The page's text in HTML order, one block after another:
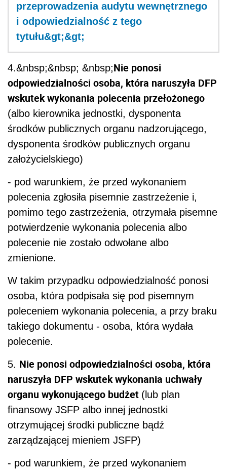
przeprowadzenia audytu wewnętrznego
i odpowiedzialność z tego
tytułu&gt;&gt;
4.&nbsp;&nbsp; &nbsp;Nie ponosi
odpowiedzialności osoba, która naruszyła DFP
wskutek wykonania polecenia przełożonego
(albo kierownika jednostki, dysponenta
środków publicznych organu nadzorującego,
dysponenta środków publicznych organu
założycielskiego)
- pod warunkiem, że przed wykonaniem
polecenia zgłosiła pisemnie zastrzeżenie i,
pomimo tego zastrzeżenia, otrzymała pisemne
potwierdzenie wykonania polecenia albo
polecenie nie zostało odwołane albo
zmienione.
W takim przypadku odpowiedzialność ponosi
osoba, która podpisała się pod pisemnym
poleceniem wykonania polecenia, a przy braku
takiego dokumentu - osoba, która wydała
polecenie.
5. Nie ponosi odpowiedzialności osoba, która
naruszyła DFP wskutek wykonania uchwały
organu wykonującego budżet (lub plan
finansowy JSFP albo innej jednostki
otrzymującej środki publiczne bądź
zarządzającej mieniem JSFP)
- pod warunkiem, że przed wykonaniem